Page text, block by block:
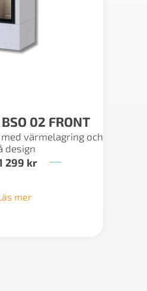
02 FRONT
värmelagring och
design
299 kr
mer